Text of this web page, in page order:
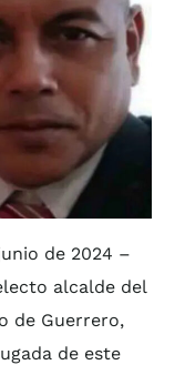
junio de 2024 –
alcalde del
de Guerrero,
de este